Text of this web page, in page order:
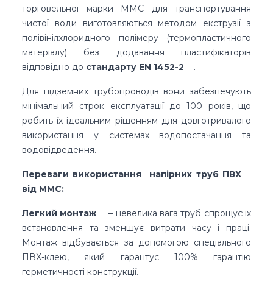
торговельної марки MMC для транспортування
чистої води виготовляються методом екструзії з
полівінілхлоридного полімеру (термопластичного
матеріалу) без додавання пластифікаторів
відповідно до стандарту EN 1452-2 .
Для підземних трубопроводів вони забезпечують
мінімальний строк експлуатації до 100 років, що
робить їх ідеальним рішенням для довготривалого
використання у системах водопостачання та
водовідведення.
Переваги використання напірних труб ПВХ
від MMC:
Легкий монтаж
– невелика вага труб спрощує їх
встановлення та зменшує витрати часу і праці.
Монтаж відбувається за допомогою спеціального
ПВХ-клею, який гарантує 100% гарантію
герметичності конструкції.